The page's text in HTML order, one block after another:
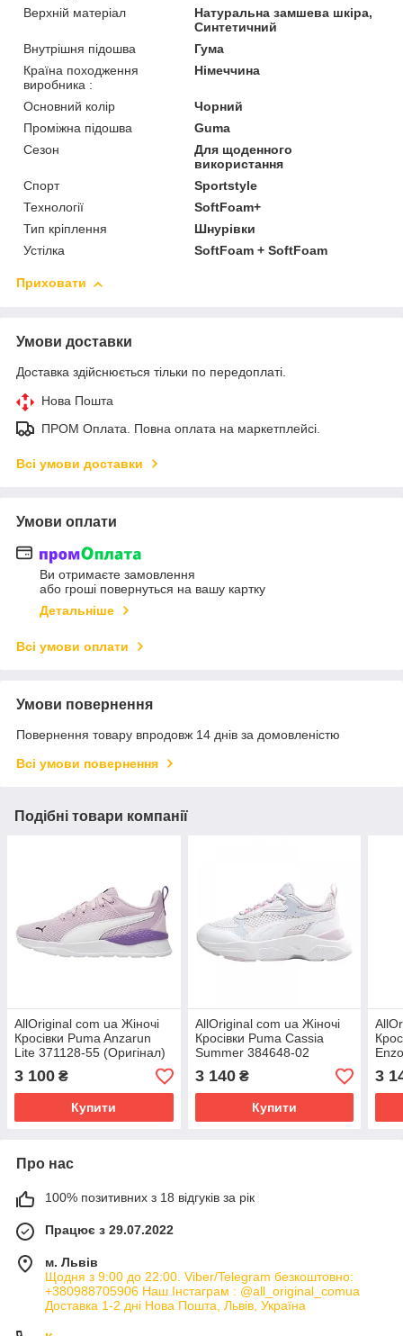
Верхній матеріал
Натуральна замшева шкіра,
Синтетичний
Внутрішня підошва
Гума
Країна походження
виробника :
Німеччина
Основний колір
Чорний
Проміжна підошва
Guma
Сезон
Для щоденного
використання
Спорт
Sportstyle
Технології
SoftFoam+
Тип кріплення
Шнурівки
Устілка
SoftFoam + SoftFoam
Приховати
Умови доставки
Доставка здійснюється тільки по передоплаті.
Нова Пошта
ПРОМ Оплата. Повна оплата на маркетплейсі.
Всі умови доставки
Умови оплати
Ви отримаєте замовлення
або гроші повернуться на вашу картку
Детальніше
Всі умови оплати
Умови повернення
Повернення товару впродовж 14 днів за домовленістю
Всі умови повернення
Подібні товари компанії
AllOriginal com ua Жіночі
Кросівки Puma Anzarun
Lite 371128-55 (Оригінал)
РОЗМІРИ ЗАПИТУЙТЕ
3 100 ₴
Купити
AllOriginal com ua Жіночі
Кросівки Puma Cassia
Summer 384648-02
(Оригінал) РОЗМІРИ
ЗАПИТУЙТЕ
3 140₴
Купити
3
Про нас
100% позитивних з 18 відгуків за рік
Працює з 29.07.2022
м. Львів
Щодня з 9:00 до 22:00. Viber/Telegram безкоштовно:
+380988705906 Наш Інстаграм : @all_original_comua
Доставка 1-2 дні Нова Пошта, Львів, Україна